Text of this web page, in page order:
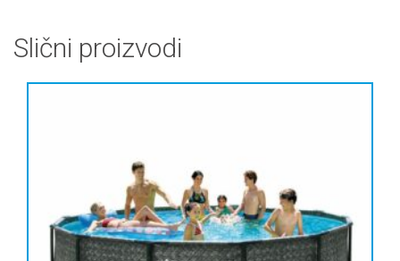
Slični proizvodi